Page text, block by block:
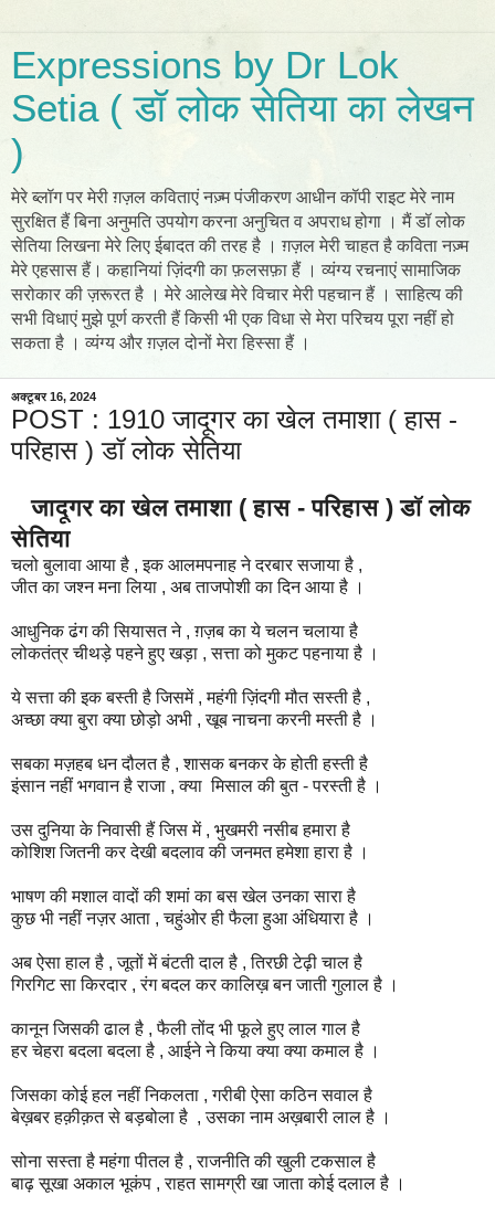
Expressions by Dr Lok
Setia ( डॉ लोक सेतिया का लेखन
)
मेरे ब्लॉग पर मेरी ग़ज़ल कविताएं नज़्म पंजीकरण आधीन कॉपी राइट मेरे नाम
सुरक्षित हैं बिना अनुमति उपयोग करना अनुचित व अपराध होगा । मैं डॉ लोक
सेतिया लिखना मेरे लिए ईबादत की तरह है । ग़ज़ल मेरी चाहत है कविता नज़्म
मेरे एहसास हैं। कहानियां ज़िंदगी का फ़लसफ़ा हैं । व्यंग्य रचनाएं सामाजिक
सरोकार की ज़रूरत है । मेरे आलेख मेरे विचार मेरी पहचान हैं । साहित्य की
सभी विधाएं मुझे पूर्ण करती हैं किसी भी एक विधा से मेरा परिचय पूरा नहीं हो
सकता है । व्यंग्य और ग़ज़ल दोनों मेरा हिस्सा हैं ।
अक्टूबर 16, 2024
POST : 1910 जादूगर का खेल तमाशा ( हास -
परिहास ) डॉ लोक सेतिया
जादूगर का खेल तमाशा ( हास - परिहास ) डॉ लोक
सेतिया
चलो बुलावा आया है , इक आलमपनाह ने दरबार सजाया है ,
जीत का जश्न मना लिया , अब ताजपोशी का दिन आया है ।
आधुनिक ढंग की सियासत ने , ग़ज़ब का ये चलन चलाया है
लोकतंत्र चीथड़े पहने हुए खड़ा , सत्ता को मुकट पहनाया है ।
ये सत्ता की इक बस्ती है जिसमें , महंगी ज़िंदगी मौत सस्ती है ,
अच्छा क्या बुरा क्या छोड़ो अभी , खूब नाचना करनी मस्ती है ।
सबका मज़हब धन दौलत है , शासक बनकर के होती हस्ती है
इंसान नहीं भगवान है राजा , क्या मिसाल की बुत - परस्ती है ।
उस दुनिया के निवासी हैं जिस में , भुखमरी नसीब हमारा है
कोशिश जितनी कर देखी बदलाव की जनमत हमेशा हारा है ।
भाषण की मशाल वादों की शमां का बस खेल उनका सारा है
कुछ भी नहीं नज़र आता , चहुंओर ही फैला हुआ अंधियारा है ।
अब ऐसा हाल है , जूतों में बंटती दाल है , तिरछी टेढ़ी चाल है
गिरगिट सा किरदार , रंग बदल कर कालिख़ बन जाती गुलाल है ।
कानून जिसकी ढाल है , फैली तोंद भी फूले हुए लाल गाल है
हर चेहरा बदला बदला है , आईने ने किया क्या क्या कमाल है ।
जिसका कोई हल नहीं निकलता , गरीबी ऐसा कठिन सवाल है
बेख़बर हक़ीक़त से बड़बोला है , उसका नाम अख़बारी लाल है ।
सोना सस्ता है महंगा पीतल है , राजनीति की खुली टकसाल है
बाढ़ सूखा अकाल भूकंप , राहत सामग्री खा जाता कोई दलाल है ।